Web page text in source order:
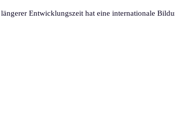
Entwicklungszeit hat eine internationale